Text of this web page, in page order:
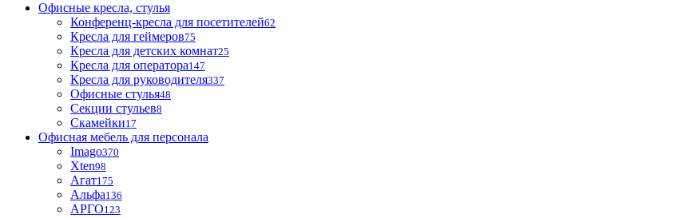
Офисные кресла, стулья
Конференц-кресла для посетителей62
Кресла для геймеров75
Кресла для детских комнат25
Кресла для оператора147
Кресла для руководителя337
Офисные стулья48
Секции стульев8
Скамейки17
Офисная мебель для персонала
Imago370
Xten98
Агат175
Альфа136
АРГО123